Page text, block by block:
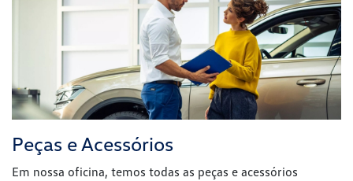
Peças e Acessórios
Em nossa oficina, temos todas as peças e acessórios